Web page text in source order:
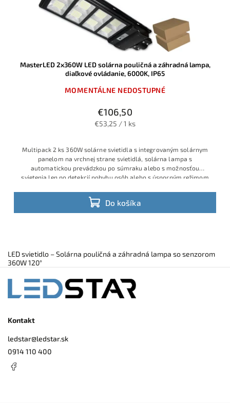
MasterLED 2x360W LED solárna pouličná a záhradná lampa,
diaľkové ovládanie, 6000K, IP65
MOMENTÁLNE NEDOSTUPNÉ
€106,50
€53,25 / 1 ks
Do košíka
Multipack 2 ks 360W solárne svietidla s integrovaným solárnym
panelom na vrchnej strane svietidlá, solárna lampa s
automatickou prevádzkou po súmraku alebo s možnosťou
svietenia len po detekcií pohybu osôb alebo s úsporným režimom
LED svietidlo – Solárna pouličná a záhradná lampa so senzorom
360W 120°
Kontakt
ledstar@ledstar.sk
0914 110 400